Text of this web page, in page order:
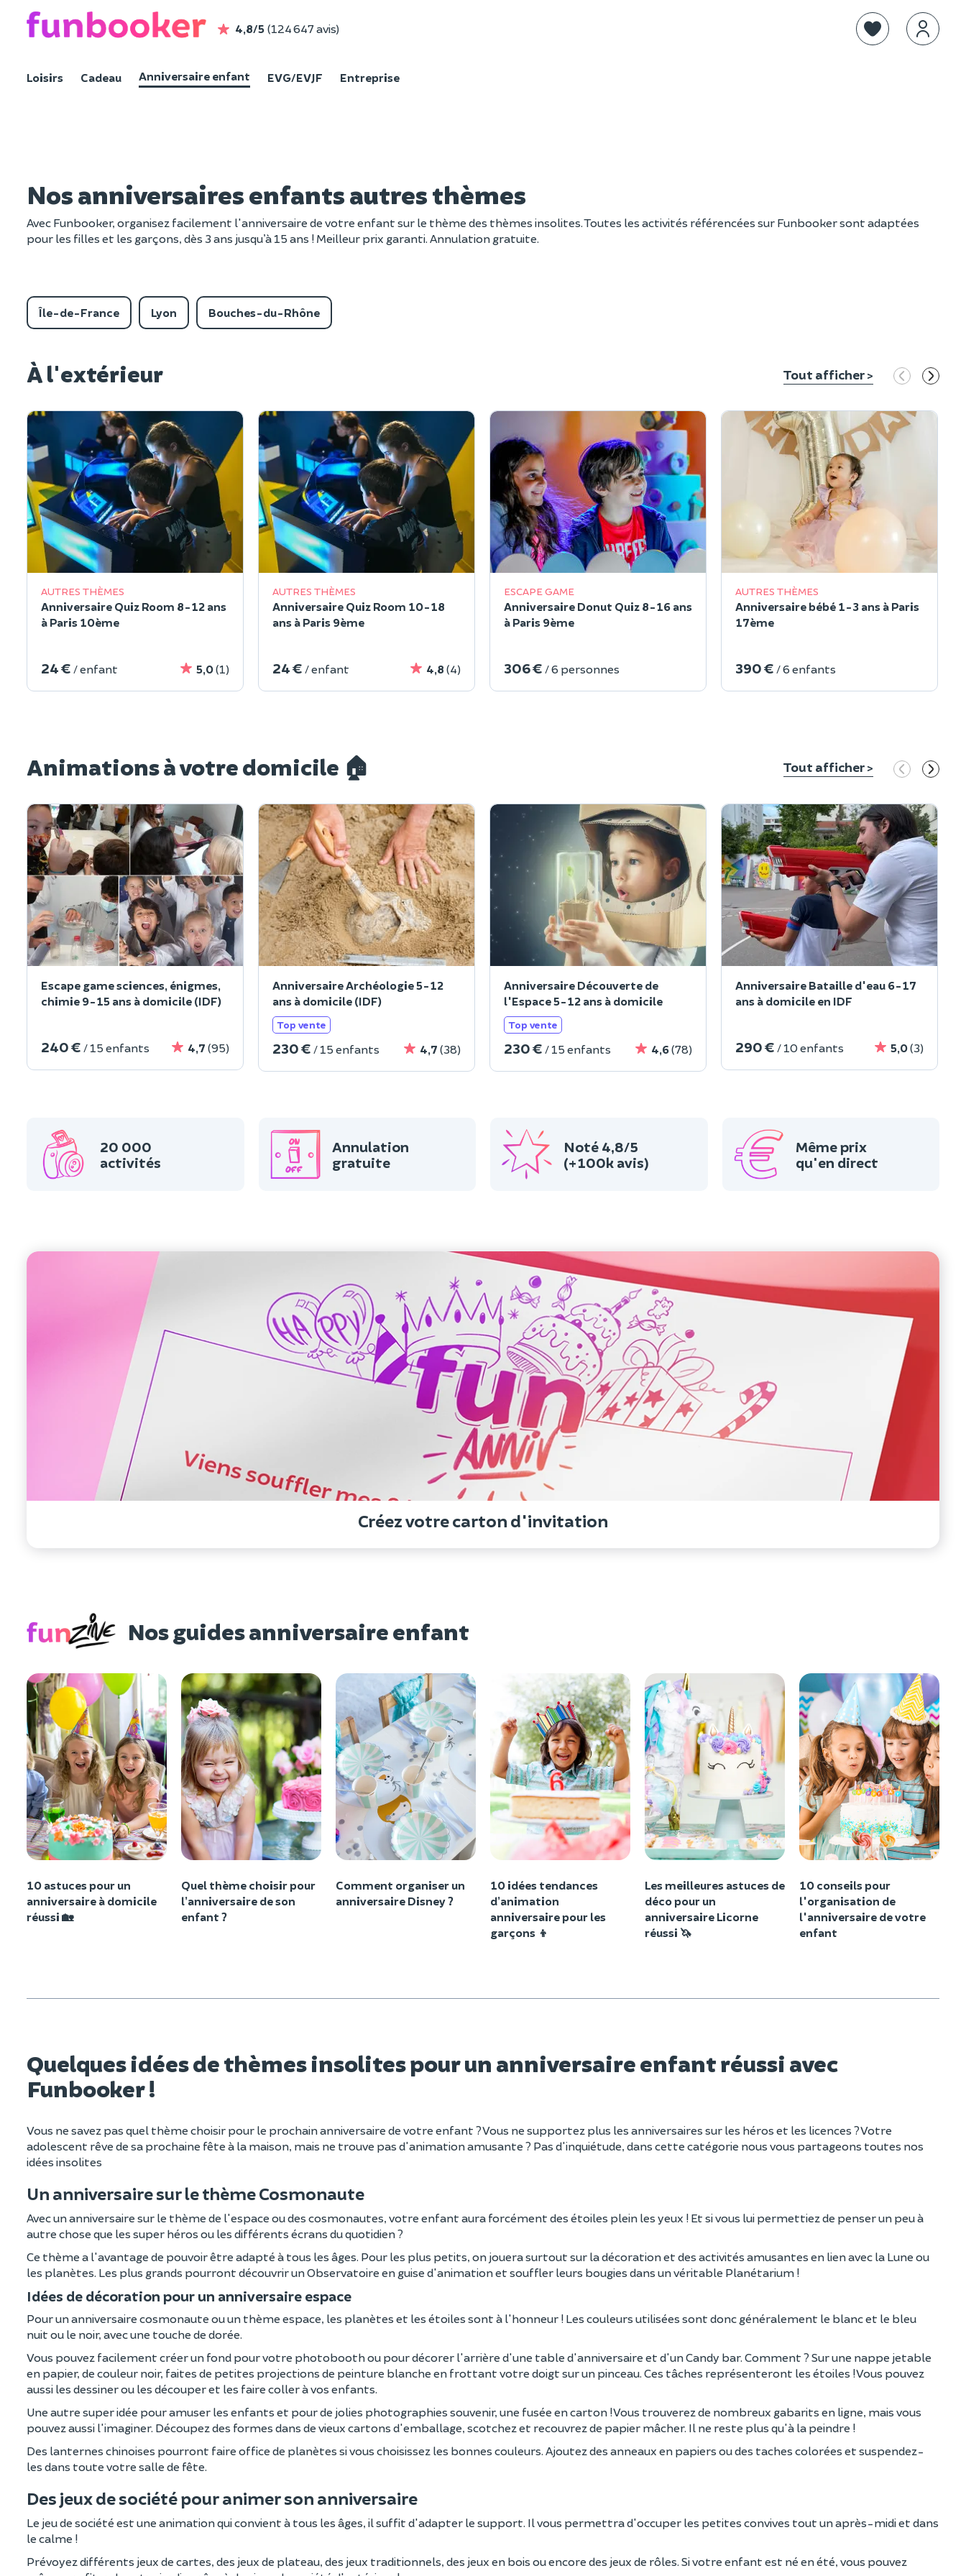
4,8/5 (124 647 avis)
Loisirs Cadeau Anniversaire enfant EVG/EVJF Entreprise
Nos anniversaires enfants autres thèmes
Avec Funbooker, organisez facilement l'anniversaire de votre enfant sur le thème des thèmes insolites. Toutes les activités référencées sur Funbooker sont adaptées
pour les filles et les garçons, dès 3 ans jusqu’à 15 ans ! Meilleur prix garanti. Annulation gratuite.
Île-de-France Lyon Bouches-du-Rhône
À l'extérieur Tout afficher >
AUTRES THÈMES
Anniversaire Quiz Room 8-12 ans
à Paris 10ème
24 € / enfant 5,0(1)
AUTRES THÈMES
Anniversaire Quiz Room 10-18
ans à Paris 9ème
24 € / enfant 4,8 (4)
ESCAPE GAME
Anniversaire Donut Quiz 8-16 ans
à Paris 9ème
306 € / 6 personnes
AUTRES THÈMES
Anniversaire bébé 1-3 ans à Paris
17ème
390 € / 6 enfants
Animations à votre domicile 🏠 Tout afficher >
Escape game sciences, énigmes,
chimie 9-15 ans à domicile (IDF)
240 € / 15 enfants 4,7 (95)
Anniversaire Archéologie 5-12
ans à domicile (IDF)
Top vente
230 € / 15 enfants 4,7 (38)
Anniversaire Découverte de
l'Espace 5-12 ans à domicile
Top vente
230 € / 15 enfants 4,6(78)
Anniversaire Bataille d'eau 6-17
ans à domicile en IDF
290 € / 10 enfants 5,0(3)
20 000
activités
Annulation
gratuite
Noté 4,8/5
(+100k avis)
Même prix
qu'en direct
Créez votre carton d'invitation
Nos guides anniversaire enfant
10 astuces pour un
anniversaire à domicile
réussi 🏡
Quel thème choisir pour
l’anniversaire de son
enfant ?
Comment organiser un
anniversaire Disney ?
10 idées tendances
d’animation
anniversaire pour les
garçons 👦
Les meilleures astuces de
déco pour un
anniversaire Licorne
réussi 🦄
10 conseils pour
l'organisation de
l'anniversaire de votre
enfant
Quelques idées de thèmes insolites pour un anniversaire enfant réussi avec
Funbooker !
Vous ne savez pas quel thème choisir pour le prochain anniversaire de votre enfant ? Vous ne supportez plus les anniversaires sur les héros et les licences ? Votre
adolescent rêve de sa prochaine fête à la maison, mais ne trouve pas d'animation amusante ? Pas d'inquiétude, dans cette catégorie nous vous partageons toutes nos
idées insolites
Un anniversaire sur le thème Cosmonaute
Avec un anniversaire sur le thème de l'espace ou des cosmonautes, votre enfant aura forcément des étoiles plein les yeux ! Et si vous lui permettiez de penser un peu à
autre chose que les super héros ou les différents écrans du quotidien ?
Ce thème a l'avantage de pouvoir être adapté à tous les âges. Pour les plus petits, on jouera surtout sur la décoration et des activités amusantes en lien avec la Lune ou
les planètes. Les plus grands pourront découvrir un Observatoire en guise d'animation et souffler leurs bougies dans un véritable Planétarium !
Idées de décoration pour un anniversaire espace
Pour un anniversaire cosmonaute ou un thème espace, les planètes et les étoiles sont à l'honneur ! Les couleurs utilisées sont donc généralement le blanc et le bleu
nuit ou le noir, avec une touche de dorée.
Vous pouvez facilement créer un fond pour votre photobooth ou pour décorer l'arrière d'une table d'anniversaire et d'un Candy bar. Comment ? Sur une nappe jetable
en papier, de couleur noir, faites de petites projections de peinture blanche en frottant votre doigt sur un pinceau. Ces tâches représenteront les étoiles ! Vous pouvez
aussi les dessiner ou les découper et les faire coller à vos enfants.
Une autre super idée pour amuser les enfants et pour de jolies photographies souvenir, une fusée en carton ! Vous trouverez de nombreux gabarits en ligne, mais vous
pouvez aussi l'imaginer. Découpez des formes dans de vieux cartons d'emballage, scotchez et recouvrez de papier mâcher. Il ne reste plus qu'à la peindre !
Des lanternes chinoises pourront faire office de planètes si vous choisissez les bonnes couleurs. Ajoutez des anneaux en papiers ou des taches colorées et suspendez-
les dans toute votre salle de fête.
Des jeux de société pour animer son anniversaire
Le jeu de société est une animation qui convient à tous les âges, il suffit d'adapter le support. Il vous permettra d'occuper les petites convives tout un après-midi et dans
le calme !
Prévoyez différents jeux de cartes, des jeux de plateau, des jeux traditionnels, des jeux en bois ou encore des jeux de rôles. Si votre enfant est né en été, vous pouvez